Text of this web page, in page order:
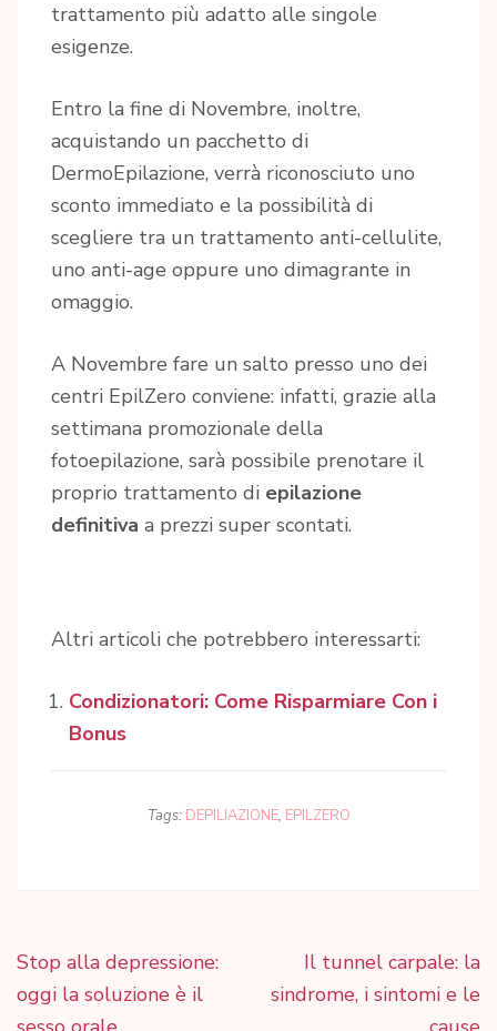
trattamento più adatto alle singole
esigenze.
Entro la fine di Novembre, inoltre,
acquistando un pacchetto di
DermoEpilazione, verrà riconosciuto uno
sconto immediato e la possibilità di
scegliere tra un trattamento anti-cellulite,
uno anti-age oppure uno dimagrante in
omaggio.
A Novembre fare un salto presso uno dei
centri EpilZero conviene: infatti, grazie alla
settimana promozionale della
fotoepilazione, sarà possibile prenotare il
proprio trattamento di epilazione
definitiva a prezzi super scontati.
Altri articoli che potrebbero interessarti:
Condizionatori: Come Risparmiare Con i
Bonus
Tags: DEPILIAZIONE, EPILZERO
Navigazione
articoli
Stop alla depressione:
oggi la soluzione è il
Il tunnel carpale: la
sindrome, i sintomi e le